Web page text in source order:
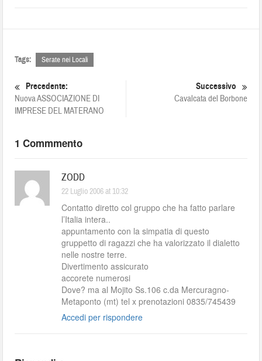
Tags: Serate nei Locali
Precedente:
Nuova ASSOCIAZIONE DI
IMPRESE DEL MATERANO
Successivo
Cavalcata del Borbone
1 Commmento
ZODD
22 Luglio 2006 at 10:32
Contatto diretto col gruppo che ha fatto parlare
l’Italia intera..
appuntamento con la simpatia di questo
gruppetto di ragazzi che ha valorizzato il dialetto
nelle nostre terre.
Divertimento assicurato
accorete numerosi
Dove? ma al Mojito Ss.106 c.da Mercuragno-
Metaponto (mt) tel x prenotazioni 0835/745439
Accedi per rispondere